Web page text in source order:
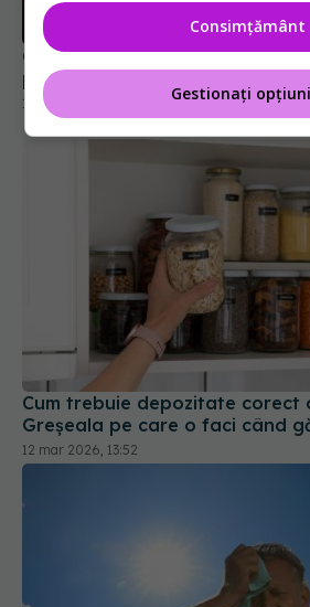
14 noi 2025, 21:07
Cum trebuie depozitate corect
Greșeala pe care o faci când
12 mar 2026, 13:52
Consimțământ
Gestionați